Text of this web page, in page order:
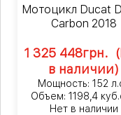
Мотоцикл Ducat
Carbon 2018
1 325 448грн.
в наличии)
Мощность: 152
Объем: 1198,4
Нет в наличии